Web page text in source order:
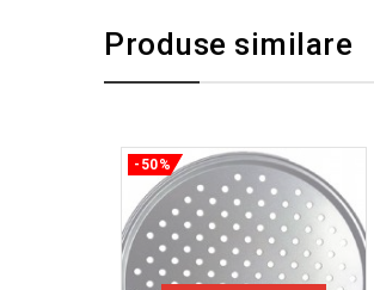
Produse similare
-50%